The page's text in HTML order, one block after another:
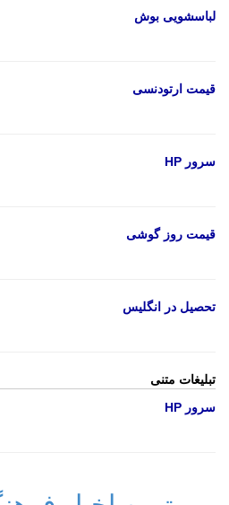
لباسشویی بوش
قیمت ارتودنسی
سرور HP
قیمت روز گوشی
تحصیل در انگلیس
تبلیغات متنی
سرور HP